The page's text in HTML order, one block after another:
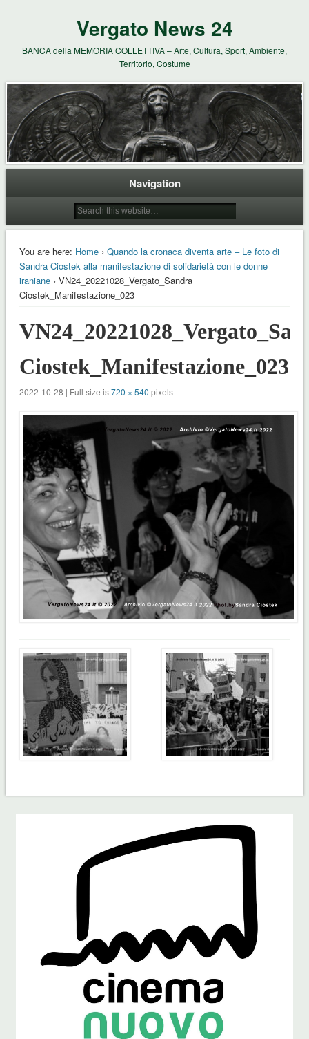
Vergato News 24
BANCA della MEMORIA COLLETTIVA – Arte, Cultura, Sport, Ambiente,
Territorio, Costume
Navigation
You are here: Home› Quando la cronaca diventa arte – Le foto di
Sandra Ciostek alla manifestazione di solidarietà con le donne
iraniane› VN24_20221028_Vergato_Sandra
Ciostek_Manifestazione_023
Ciostek_Manifestazione_023
2022-10-28 | Full size is720 × 540 pixels